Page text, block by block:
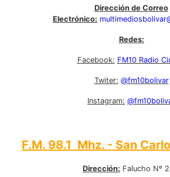
Dirección de Correo
Electrónico:
Redes:
Facebook: FM10 Radio
Twiter: @fm10bolivar
Instagram:
F.M. 98.1 Mhz. - San
Dirección: Falucho Nº